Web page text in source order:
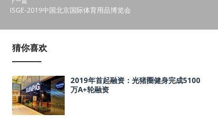
ISGE-2019中国北京国际体育用品博览会
猜你喜欢
2019年首起融资：光猪圈健身完成5100
万A+轮融资